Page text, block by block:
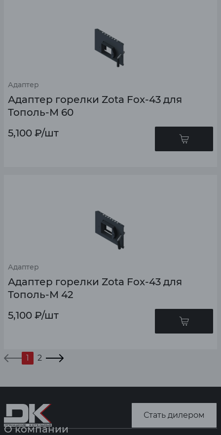
Адаптер
Адаптер горелки Zota Fox-43 для
Тополь-М 60
5,100 ₽/шт
Адаптер
Адаптер горелки Zota Fox-43 для
Тополь-М 42
5,100 ₽/шт
1 2
Стать дилером
О компании